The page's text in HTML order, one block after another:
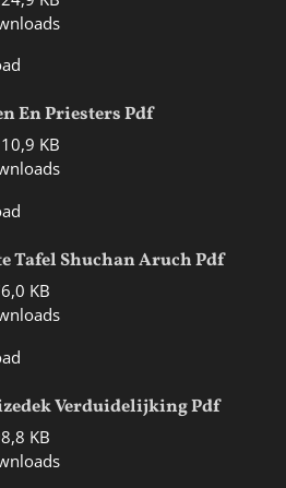
En Priesters Pdf
KB
Tafel Shuchan Aruch Pdf
KB
Verduidelijking Pdf
KB